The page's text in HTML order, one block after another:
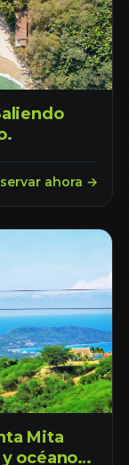
ahora →
Mita
océano